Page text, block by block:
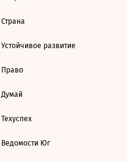
Страна
Устойчивое развитие
Право
Думай
Техуспех
Ведомости Юг